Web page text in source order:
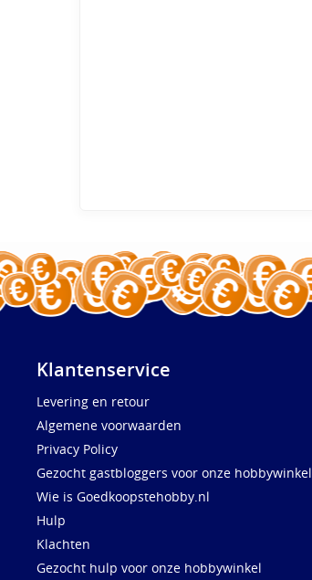
Klantenservice
Levering en retour
Algemene voorwaarden
Privacy Policy
Gezocht gastbloggers voor onze hobbywinkel
Wie is Goedkoopstehobby.nl
Hulp
Klachten
Gezocht hulp voor onze hobbywinkel